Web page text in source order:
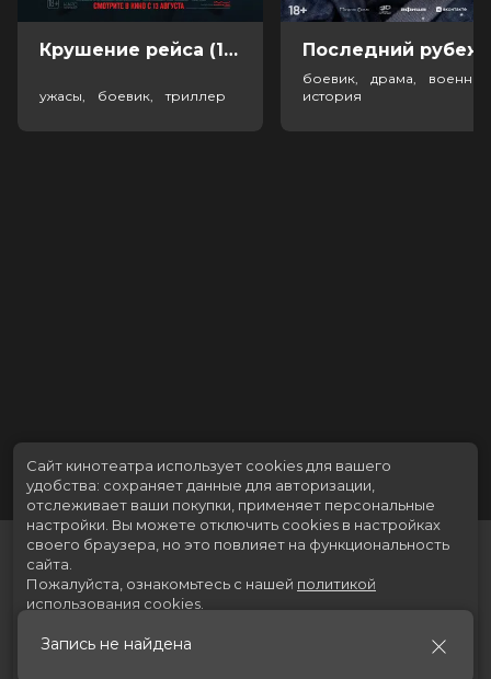
Крушение рейса (18+)
ужасы, боевик, триллер
боевик, драма,
история
Запись не найдена
Сайт кинотеатра использует cookies для вашего
удобства: сохраняет данные для авторизации,
отслеживает ваши покупки, применяет персональные
настройки. Вы можете отключить cookies в настройках
своего браузера, но это повлияет на функциональность
сайта.
Пожалуйста, ознакомьтесь с нашей политикой
использования cookies